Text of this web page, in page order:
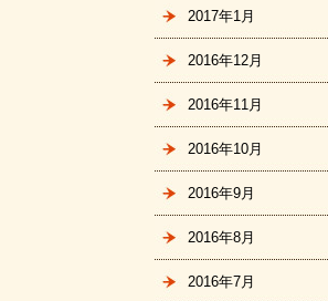
2017年1月
2016年12月
2016年11月
2016年10月
2016年9月
2016年8月
2016年7月